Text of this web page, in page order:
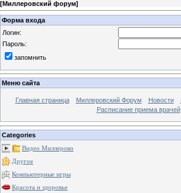
[Миллеровский форум]
Форма входа
Логин:
Пароль:
запомнить
Меню сайта
Главная страница Миллеровский Форум Новости
Расписание приема врачей
Categories
Видео Миллерово
Другое
Компьютерные игры
Красота и здоровье